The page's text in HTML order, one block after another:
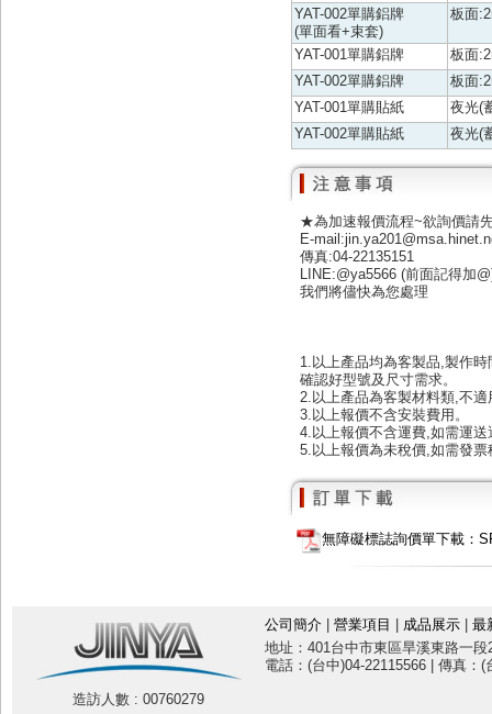
YAT-002單購鋁牌
(單面看+束套)
板面
YAT-001單購鋁牌
板面
YAT-002單購鋁牌
板面
YAT-001單購貼紙
夜光(
YAT-002單購貼紙
夜光(
★為加速報價流程~欲詢價請
E-
傳真:04-22135151
LINE:@ya5566 (前面記得加
我們將儘快為您處理
1.以上產品均為客製品,製作
確認好型號及尺寸需求。
2.以上產品為客製材料類,不
3.以上報價不含安裝費用。
4.以上報價不含運費,如需運
5.以上報價為未稅價,如需發
無障礙標誌詢價單下載：
造訪人數 : 00760279
公司簡介 營業項目 成品展示
最
地址：401台中市東區旱溪東路一
電話：(台中)04-22115566 | 傳真：(